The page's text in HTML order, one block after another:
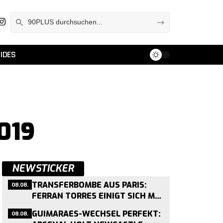
NEWSTICKER
08.08. TRANSFERBOMBE AUS PARIS:
FERRAN TORRES EINIGT SICH MIT
VOR ABSCHLUSS
08.08. GUIMARAES-WECHSEL PERFEKT: